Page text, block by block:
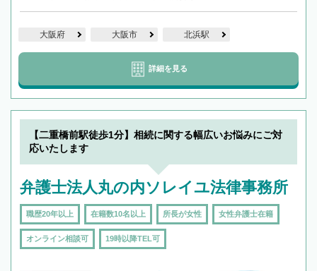
大阪府 大阪市 北浜駅
詳細を見る
【二重橋前駅徒歩1分】相続に関する幅広いお悩みにご対
応いたします
弁護士法人丸の内ソレイユ法律事務所
職歴20年以上 在籍数10名以上 所長が女性 女性弁護士在籍
オンライン相談可 19時以降TEL可